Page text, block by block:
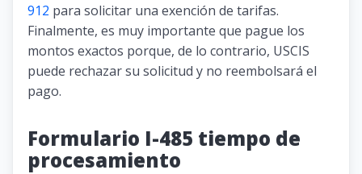
912 para solicitar una exención de tarifas.
Finalmente, es muy importante que pague los
montos exactos porque, de lo contrario, USCIS
puede rechazar su solicitud y no reembolsará el
pago.
Formulario I-485 tiempo de
procesamiento